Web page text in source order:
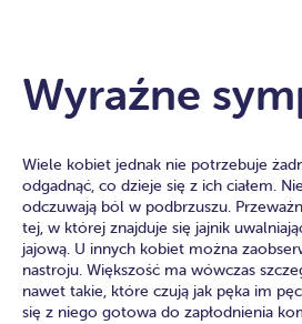
Wyraźne
Wiele kobiet jednak nie potrzebuje
odgadnąć, co dzieje się z ich ciałem.
odczuwają ból w podbrzuszu.
tej, w której znajduje się jajnik
jajową. U innych kobiet można
nastroju. Większość ma wówczas
nawet takie, które czują jak pęka im
się z niego gotowa do zapłodnienia